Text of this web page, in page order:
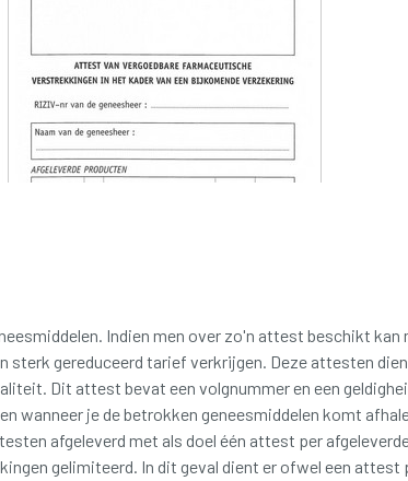
Indien men over zo'n attest beschikt kan
sterk gereduceerd tarief verkrijgen. Deze attesten
Dit attest bevat een volgnummer en een
wanneer je de betrokken geneesmiddelen komt
afgeleverd met als doel één attest per
gelimiteerd. In dit geval dient er ofwel een